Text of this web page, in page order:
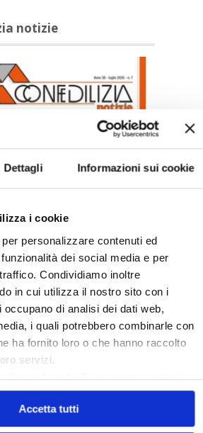
Dettagli Informazioni sui cookie
i cookie
personalizzare contenuti ed
dei social media e per
Condividiamo inoltre
in cui utilizza il nostro sito con i
di analisi dei dati web,
i quali potrebbero combinarle con
ha fornito loro o che hanno raccolto
servizi.
cliccando sullaXverranno accettati
Accetta tutti
notizie
notizie – Luglio 2026
– Pagina Confedilizia
– Luglio 2026